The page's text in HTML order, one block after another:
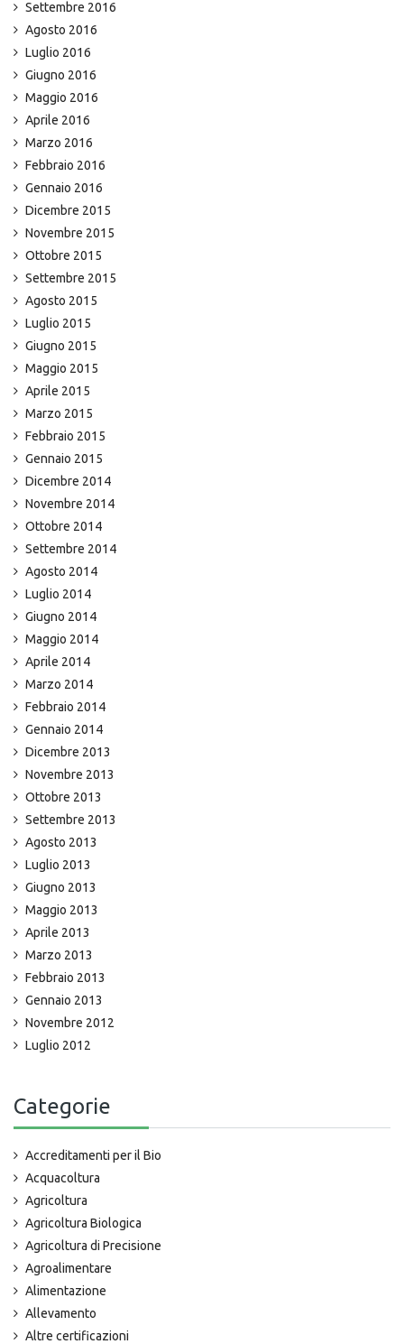
Settembre 2016
Agosto 2016
Luglio 2016
Giugno 2016
Maggio 2016
Aprile 2016
Marzo 2016
Febbraio 2016
Gennaio 2016
Dicembre 2015
Novembre 2015
Ottobre 2015
Settembre 2015
Agosto 2015
Luglio 2015
Giugno 2015
Maggio 2015
Aprile 2015
Marzo 2015
Febbraio 2015
Gennaio 2015
Dicembre 2014
Novembre 2014
Ottobre 2014
Settembre 2014
Agosto 2014
Luglio 2014
Giugno 2014
Maggio 2014
Aprile 2014
Marzo 2014
Febbraio 2014
Gennaio 2014
Dicembre 2013
Novembre 2013
Ottobre 2013
Settembre 2013
Agosto 2013
Luglio 2013
Giugno 2013
Maggio 2013
Aprile 2013
Marzo 2013
Febbraio 2013
Gennaio 2013
Novembre 2012
Luglio 2012
Categorie
Accreditamenti per il Bio
Acquacoltura
Agricoltura
Agricoltura Biologica
Agricoltura di Precisione
Agroalimentare
Alimentazione
Allevamento
Altre certificazioni